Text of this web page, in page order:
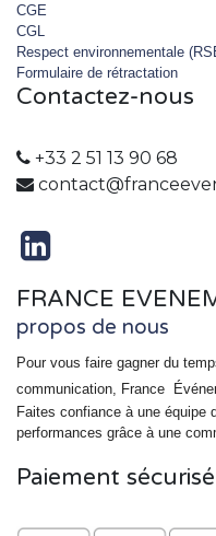
CGE
CGL
Respect environnementale
Formulaire de rétractation
Contactez-nous
+33 2 51 13 90 68
FRANCE
propos de nous
Pour vous faire gagner du
communication, France
Faites confiance à une équipe
performances grâce à une
Paiement sécurisé